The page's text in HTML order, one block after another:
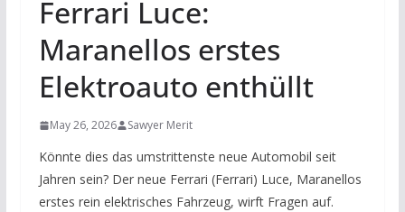
Ferrari Luce:
Maranellos erstes
Elektroauto enthüllt
May 26, 2026 Sawyer Merit
Könnte dies das umstrittenste neue Automobil seit
Jahren sein? Der neue Ferrari (Ferrari) Luce, Maranellos
erstes rein elektrisches Fahrzeug, wirft Fragen auf.